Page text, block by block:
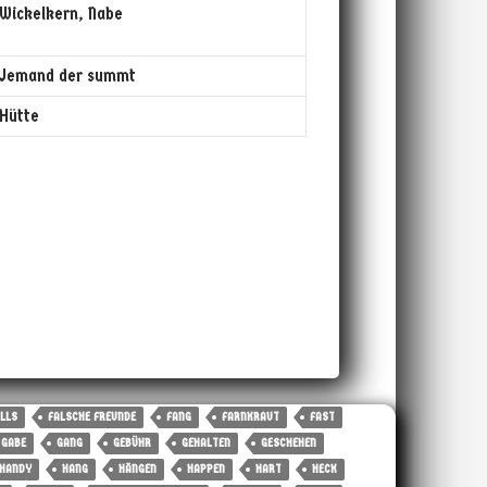
Wickelkern, Nabe
Jemand der summt
Hütte
FALSCHE FREUNDE FANG FARNKRAUT
FAST
GABE GANG GEBÜHR GEHALTEN
GESCHEHEN
HANDY HANG HÄNGEN HAPPEN HART
HECK